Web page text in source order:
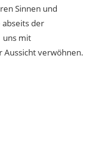
Sinnen und
abseits der
uns mit
Aussicht verwöhnen.